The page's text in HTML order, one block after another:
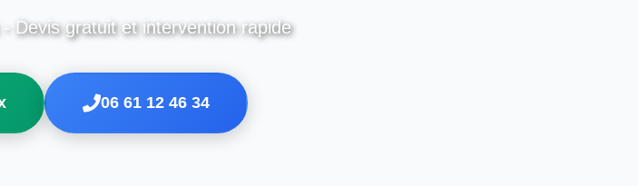
Devis gratuit et intervention rapide
06 61 12 46 34